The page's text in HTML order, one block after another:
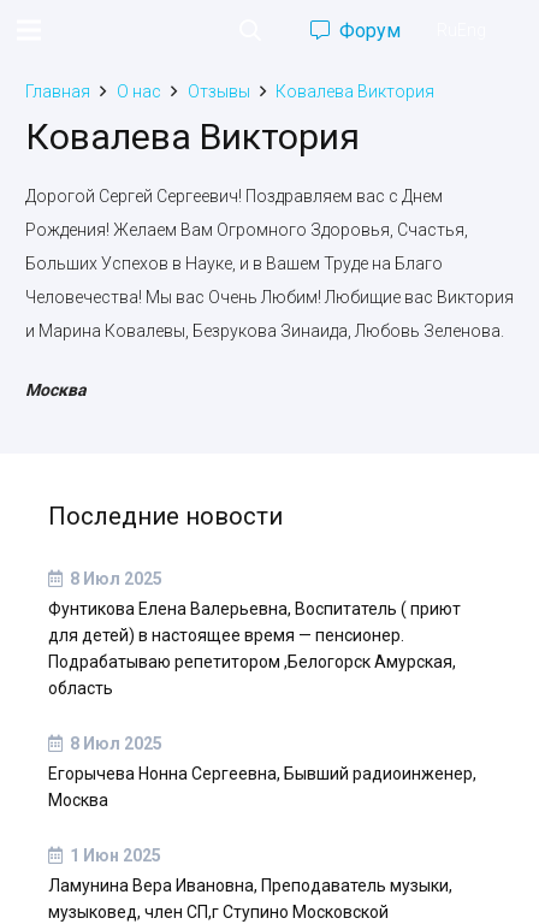
Форум
Главная О нас Отзывы Ковалева Виктория
Ковалева Виктория
Дорогой Сергей Сергеевич! Поздравляем вас с Днем
Рождения! Желаем Вам Огромного Здоровья, Счастья,
Больших Успехов в Науке, и в Вашем Труде на Благо
Человечества! Мы вас Очень Любим! Любищие вас Виктория
и Марина Ковалевы, Безрукова Зинаида, Любовь Зеленова.
Москва
Последние новости
8 Июл 2025
Фунтикова Елена Валерьевна, Воспитатель ( приют
для детей) в настоящее время — пенсионер.
Подрабатываю репетитором ,Белогорск Амурская,
область
8 Июл 2025
Егорычева Нонна Сергеевна, Бывший радиоинженер,
Москва
1 Июн 2025
Ламунина Вера Ивановна, Преподаватель музыки,
музыковед, член СП,г Ступино Московской